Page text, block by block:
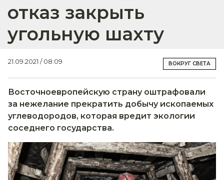
отказ закрыть
угольную шахту
21.09.2021 / 08:09 ВОКРУГ СВЕТА
Восточноевропейскую страну оштрафовали
за нежелание прекратить добычу ископаемых
углеводородов, которая вредит экологии
соседнего государства.